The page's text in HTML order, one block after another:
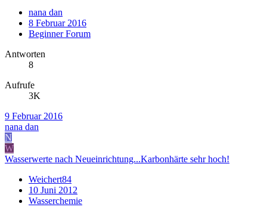
nana dan
8 Februar 2016
Beginner Forum
Antworten
8
Aufrufe
3K
9 Februar 2016
nana dan
N
W
Wasserwerte nach Neueinrichtung...Karbonhärte sehr hoch!
Weichert84
10 Juni 2012
Wasserchemie